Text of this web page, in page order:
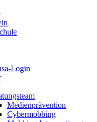
Login
Medienprävention
Cybermobbing